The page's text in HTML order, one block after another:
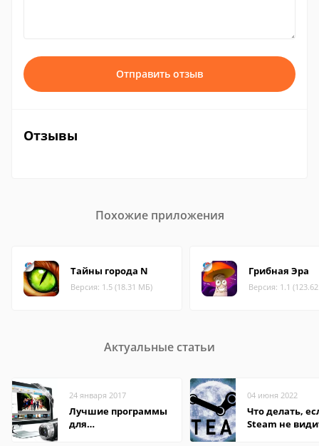
Отправить отзыв
Отзывы
Похожие приложения
Тайны города N
Версия: 1.5 (18.31 МБ)
Грибная Эра
Версия: 1.1
Актуальные статьи
24 января 2017
Лучшие программы
для
04 июня 2022
Что делать,
Steam не